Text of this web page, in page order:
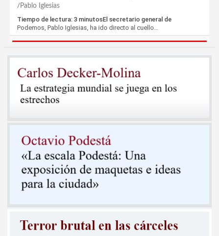
Pablo Iglesias
Tiempo de lectura: 3 minutosEl secretario general de
Podemos, Pablo Iglesias, ha ido directo al cuello…